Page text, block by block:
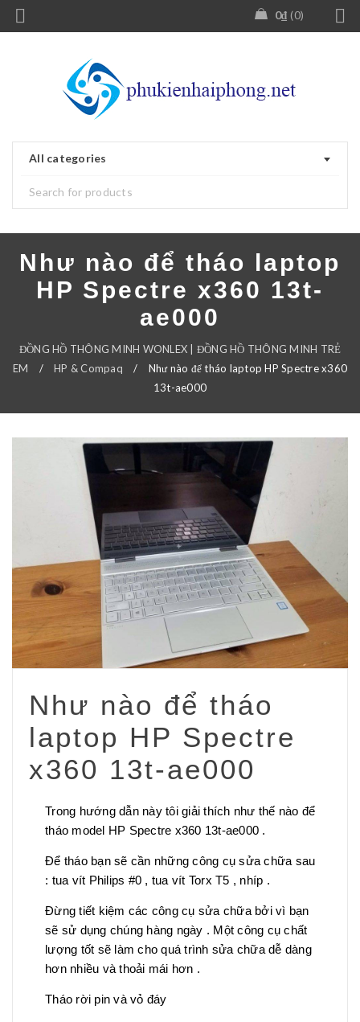
0₫ 0
All categories
Như nào để tháo laptop
HP Spectre x360 13t-
ae000
ĐỒNG HỒ THÔNG MINH WONLEX | ĐỒNG HỒ THÔNG MINH TRẺ
EM
/ HP & Compaq /
Như nào để tháo laptop HP Spectre x360
13t-ae000
Như nào để tháo
laptop HP Spectre
x360 13t-ae000
Trong hướng dẫn này tôi giải thích như thế nào để
tháo model HP Spectre x360 13t-ae000 .
Để tháo bạn sẽ cần những công cụ sửa chữa sau
: tua vít Philips #0 , tua vít Torx T5 , nhíp .
Đừng tiết kiệm các công cụ sửa chữa bởi vì bạn
sẽ sử dụng chúng hàng ngày . Một công cụ chất
lượng tốt sẽ làm cho quá trình sửa chữa dễ dàng
hơn nhiều và thoải mái hơn .
Tháo rời pin và vỏ đáy